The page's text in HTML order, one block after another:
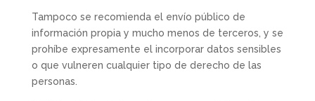
Tampoco se recomienda el envío público de
información propia y mucho menos de terceros, y se
prohíbe expresamente el incorporar datos sensibles
o que vulneren cualquier tipo de derecho de las
personas.